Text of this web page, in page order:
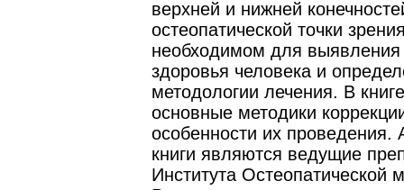
верхней и нижней
остеопатической точки
необходимом для
здоровья человека и
методологии лечения. В
основные методики
особенности их проведения.
книги являются ведущие
Института Остеопатической